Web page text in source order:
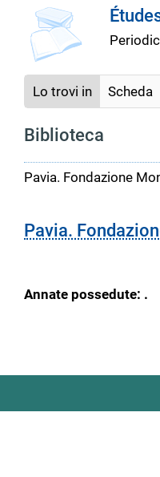
Dettaglio
del
copertina
Lo trovi in Scheda
Biblioteca
Pavia. Fondazione
Pavia.
Annate possedute: .